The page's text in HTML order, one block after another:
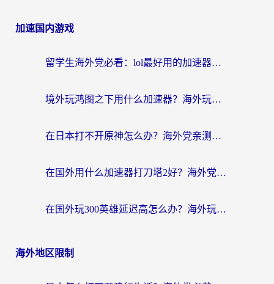
加速国内游戏
留学生海外党必看：lol最好用的加速器怎么选？附一梦江湖、神鬼传奇加速攻略
境外玩鸿图之下用什么加速器？海外玩家必看的国服游戏加速全攻略
在日本打不开原神怎么办？海外党亲测有效的国服游戏加速指南
在国外用什么加速器打刀塔2好？海外党国服游戏加速避坑指南
在国外玩300英雄延迟高怎么办？海外玩家亲测有效的加速器选择指南
海外地区限制